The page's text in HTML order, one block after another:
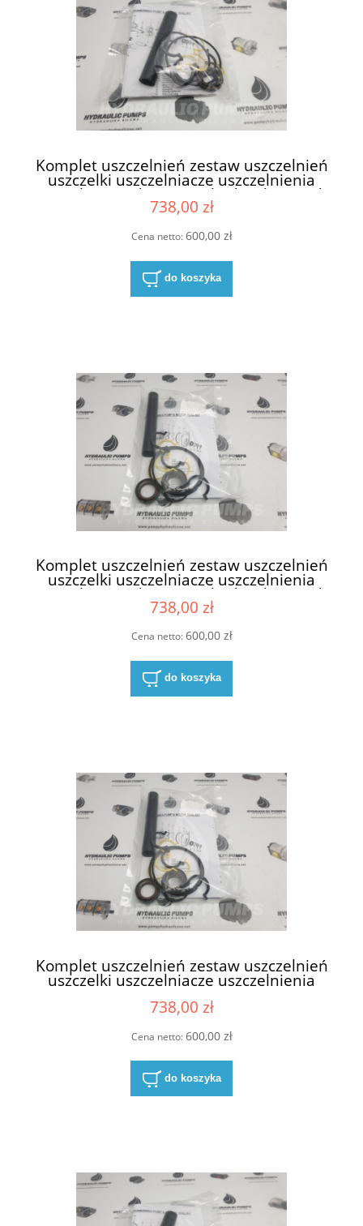
Komplet uszczelnień zestaw uszczelnień
uszczelki uszczelniacze uszczelnienia
uszczelnienie do pompy hydraulicznej do
pomp hydraulicznych Parker Ultra 1PX ,
simmeringi simmering na wał wałek
738,00 zł
Cena netto:600,00 zł
do koszyka
Komplet uszczelnień zestaw uszczelnień
uszczelki uszczelniacze uszczelnienia
uszczelnienie do pompy hydraulicznej do
pomp hydraulicznych Parker Ultra 1PX ,
Parker P/N 1875 NTI P/N1875 NTI wał
738,00 zł
Cena netto:600,00 zł
do koszyka
Komplet uszczelnień zestaw uszczelnień
uszczelki uszczelniacze uszczelnienia
pomp hydraulicznych Parker Ultra
simmering Parker P/N 1875 NTI P/N1875
738,00 zł
Cena netto:600,00 zł
do koszyka